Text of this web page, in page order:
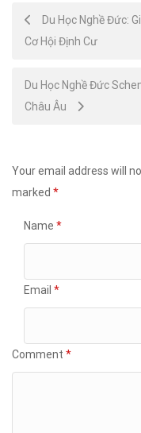
Post
navigation
Du Học Nghề Đức:
Cơ Hội Định Cư
Du Học Nghề Đức
Châu Âu
Your email address will
marked *
Name *
Email *
Comment *